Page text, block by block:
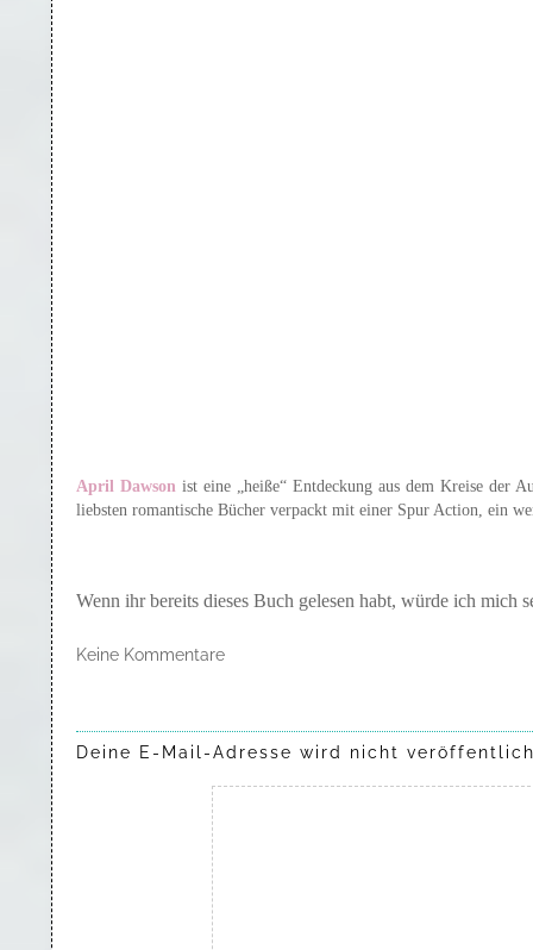
April Dawson ist eine „heiße“ Entdeckung aus dem Kreise der
liebsten romantische Bücher verpackt mit einer Spur Action, ein
Wenn ihr bereits dieses Buch gelesen habt, würde ich mich
Keine Kommentare
Deine E-Mail-Adresse wird nicht